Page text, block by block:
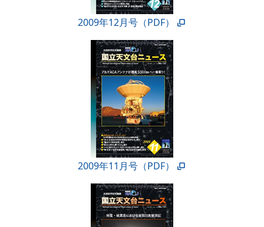
2009年12月号（PDF）
2009年11月号（PDF）